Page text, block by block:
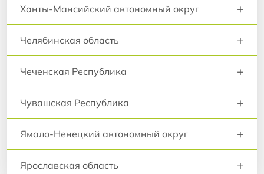
Ханты-Мансийский автономный округ +
Челябинская область +
Чеченская Республика +
Чувашская Республика +
Ямало-Ненецкий автономный округ +
Ярославская область +